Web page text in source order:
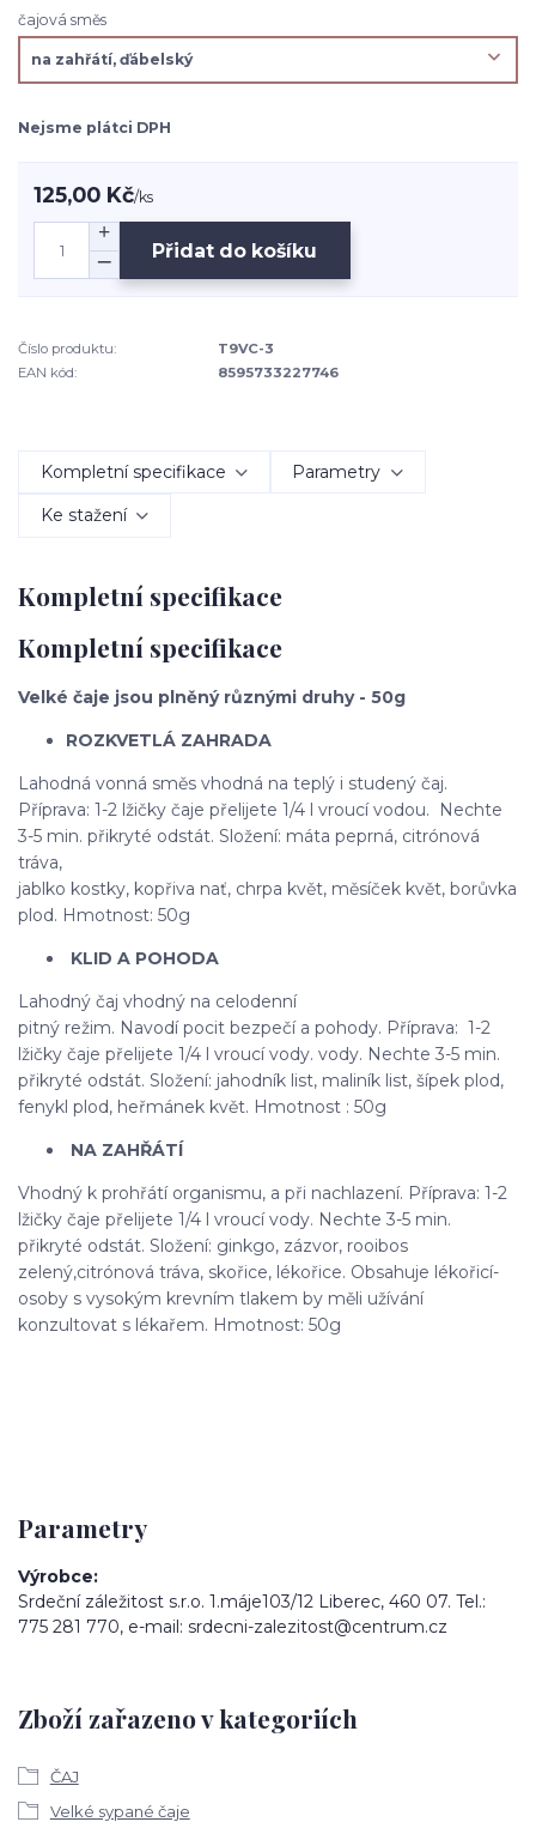
čajová směs
Nejsme plátci DPH
125,00 Kč/ks
Přidat do košíku
Číslo produktu:
T9VC-3
EAN kód:
8595733227746
Kompletní specifikace Parametry
Ke stažení
Kompletní specifikace
Kompletní specifikace
Velké čaje jsou plněný různými druhy - 50g
ROZKVETLÁ ZAHRADA
Lahodná vonná směs vhodná na teplý i studený čaj.
Příprava: 1-2 lžičky čaje přelijete 1/4 l vroucí vodou. Nechte
3-5 min. přikryté odstát. Složení: máta peprná, citrónová
tráva,
jablko kostky, kopřiva nať, chrpa květ, měsíček květ, borůvka
plod. Hmotnost: 50g
KLID A POHODA
Lahodný čaj vhodný na celodenní
pitný režim. Navodí pocit bezpečí a pohody. Příprava: 1-2
lžičky čaje přelijete 1/4 l vroucí vody. vody. Nechte 3-5 min.
přikryté odstát. Složení: jahodník list, maliník list, šípek plod,
fenykl plod, heřmánek květ. Hmotnost : 50g
NA ZAHŘÁTÍ
Vhodný k prohřátí organismu, a při nachlazení. Příprava: 1-2
lžičky čaje přelijete 1/4 l vroucí vody. Nechte 3-5 min.
přikryté odstát. Složení: ginkgo, zázvor, rooibos
zelený,citrónová tráva, skořice, lékořice. Obsahuje lékořicí-
osoby s vysokým krevním tlakem by měli užívání
konzultovat s lékařem. Hmotnost: 50g
Parametry
Výrobce
Srdeční záležitost s.r.o. 1.máje103/12 Liberec, 460 07. Tel.:
775 281 770, e-mail: srdecni-zalezitost@centrum.cz
Zboží zařazeno v kategoriích
ČAJ
Velké sypané čaje